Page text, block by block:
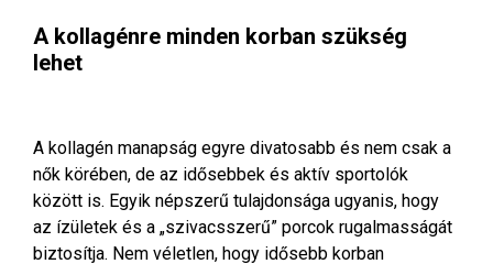
A kollagénre minden korban szükség
lehet
A kollagén manapság egyre divatosabb és nem csak a
nők körében, de az idősebbek és aktív sportolók
között is. Egyik népszerű tulajdonsága ugyanis, hogy
az ízületek és a „szivacsszerű” porcok rugalmasságát
biztosítja. Nem véletlen, hogy idősebb korban